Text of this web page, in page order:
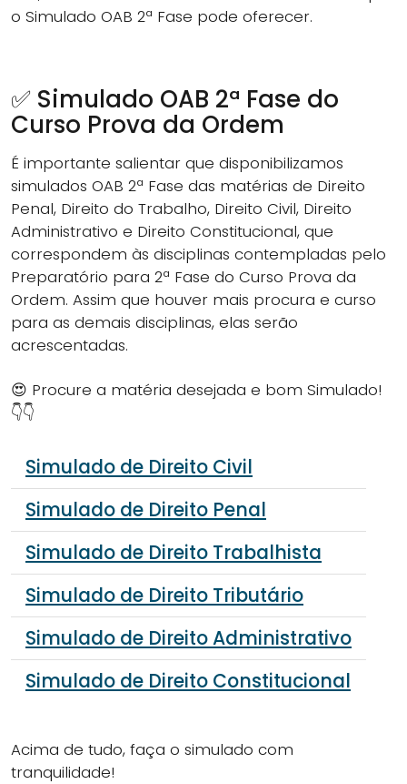
o Simulado OAB 2ª Fase pode oferecer.
✅ Simulado OAB 2ª Fase do
Curso Prova da Ordem
É importante salientar que disponibilizamos
simulados OAB 2ª Fase das matérias de Direito
Penal, Direito do Trabalho, Direito Civil, Direito
Administrativo e Direito Constitucional, que
correspondem às disciplinas contempladas pelo
Preparatório para 2ª Fase do Curso Prova da
Ordem. Assim que houver mais procura e curso
para as demais disciplinas, elas serão
acrescentadas.
😍 Procure a matéria desejada e bom Simulado!
👇👇
Simulado de Direito Civil
Simulado de Direito Penal
Simulado de Direito Trabalhista
Simulado de Direito Tributário
Simulado de Direito Administrativo
Simulado de Direito Constitucional
Acima de tudo, faça o simulado com
tranquilidade!